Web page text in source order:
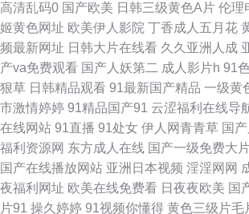
码色情 91素人在线播放 91视频第一福利导航 91在线
导航 超碰91人人人 福利网址在线 东京热avtt导航 大
费视频 超碰国产在线久草91 国产伦精品 黄色小网站
九九热一6 精品九九 后入少妇 91国产在线免费观看
频 99狼友在线视频 丁香花社区在线资源 国产精品国
高清乱码0 国产欧美 日韩三级黄色A片 伦理
姬黄色网址 欧美伊人影院 丁香成人五月花
频最新网址 日韩大片在线看 久久亚洲人成
产va免费观看 国产人妖第二 成人影片h 91
狠草 日韩精品观看 91最新国产精品 一级黄
市激情婷婷 91精品国产91 云涩福利在线导
在线网站 91直播 91处女 伊人网青青草 国
福利资源网 东方成人在线 国产一级免费大
国产在线播放网站 亚洲日本视频 淫淫网网
夜福利网址 欧美在线免费看 日夜夜欧美 国
片91 操久婷婷 91视频你懂得 黄色三级片毛